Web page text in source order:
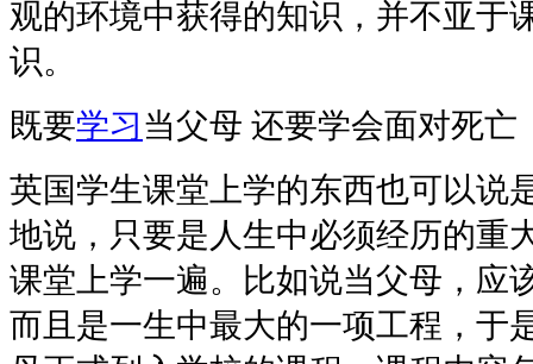
观的环境中获得的知识，并不亚于
识。
既要学习当父母 还要学会面对死亡
英国学生课堂上学的东西也可以说
地说，只要是人生中必须经历的重
课堂上学一遍。比如说当父母，应
而且是一生中最大的一项工程，于